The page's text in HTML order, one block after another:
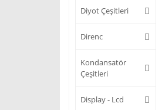
Diyot Çeşitleri
Direnc
Kondansatör
Çeşitleri
Display - Lcd